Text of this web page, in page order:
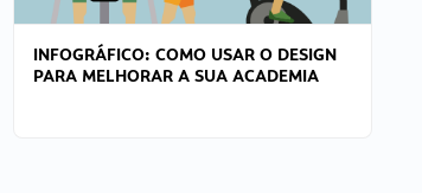
INFOGRÁFICO: COMO USAR O DESIGN
PARA MELHORAR A SUA ACADEMIA